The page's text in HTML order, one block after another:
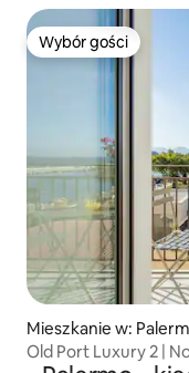
Wybór gości
Wybór gości
Mieszkanie w:
Old Port Luxury 2 |